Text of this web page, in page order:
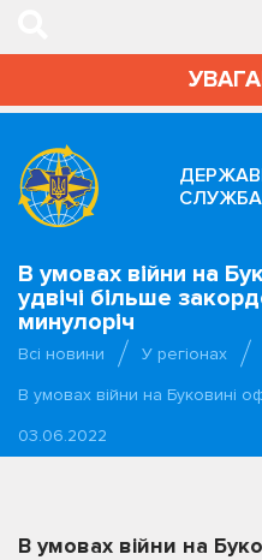
СЛУЖБА
В умовах війни на
удвічі більше
минулоріч
Всі новини
У регіонах
В умовах війни на Буковині
03.06.2022
В умовах війни на